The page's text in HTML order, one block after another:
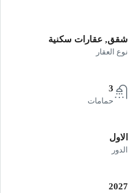
شقق, عقارات سكنية
نوع العقار
3
حمامات
الاول
الدور
2027